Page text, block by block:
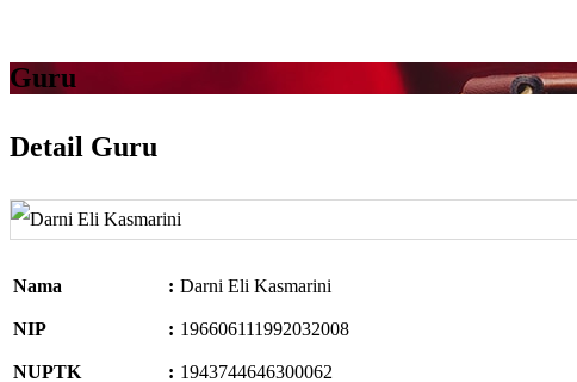
Guru
Detail Guru
Nama : Darni Eli Kasmarini
NIP : 196606111992032008
NUPTK : 1943744646300062